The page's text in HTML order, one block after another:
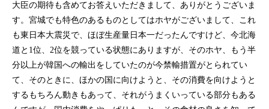
大臣の期待も含めてお答えいただきまして、ありがとうございま
す。宮城でも特色のあるものとしてはホヤがございまして、これ
も東日本大震災で、ほぼ生産量日本一だったんですけど、今北海
道と1位、2位を競っている状態にありますが、そのホヤ、もう半
分以上が韓国への輸出をしていたのが今禁輸措置がとられてい
て、そのときに、ほかの国に向けようと、その消費を向けようと
するもちろん動きもあって、それがうまくいっている部分もある